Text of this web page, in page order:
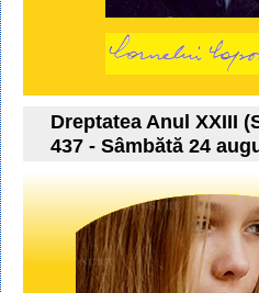
Dreptatea Anul XXIII
437 - Sâmbătă 24